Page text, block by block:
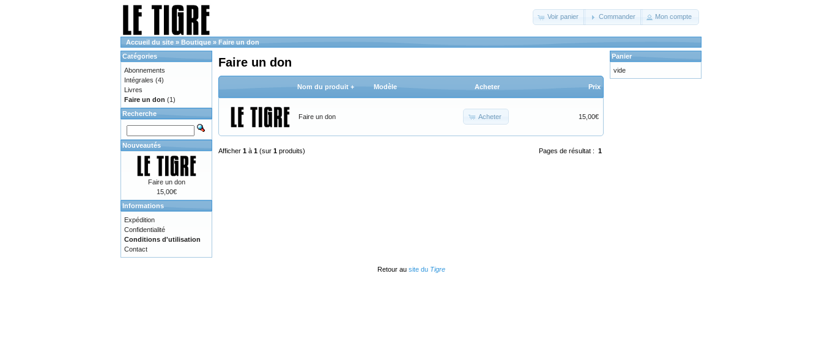
Voir panier Commander Mon compte
Accueil du site » Boutique » Faire un don
Faire un don
Nom du produit + Modèle Acheter Prix
Faire un don Acheter 15,00€
Pages de résultat : 1
Afficher 1 à 1 (sur 1 produits)
Catégories
Abonnements
Intégrales (4)
Livres
Faire un don (1)
Recherche
Nouveautés
Faire un don
15,00€
Informations
Expédition
Confidentialité
Conditions d'utilisation
Contact
Panier
vide
Retour au site du Tigre